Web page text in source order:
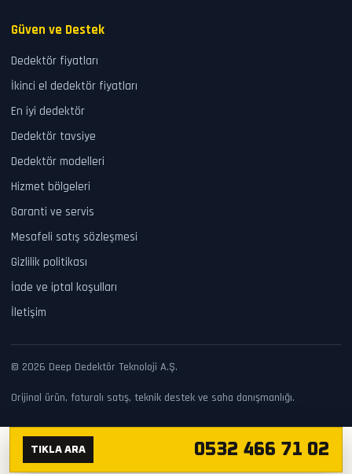
Güven ve Destek
Dedektör fiyatları
İkinci el dedektör fiyatları
En iyi dedektör
Dedektör tavsiye
Dedektör modelleri
Hizmet bölgeleri
Garanti ve servis
Mesafeli satış sözleşmesi
Gizlilik politikası
İade ve iptal koşulları
İletişim
© 2026 Deep Dedektör Teknoloji A.Ş.
Orijinal ürün, faturalı satış, teknik destek ve saha danışmanlığı.
TIKLA ARA 0532 466 71 02